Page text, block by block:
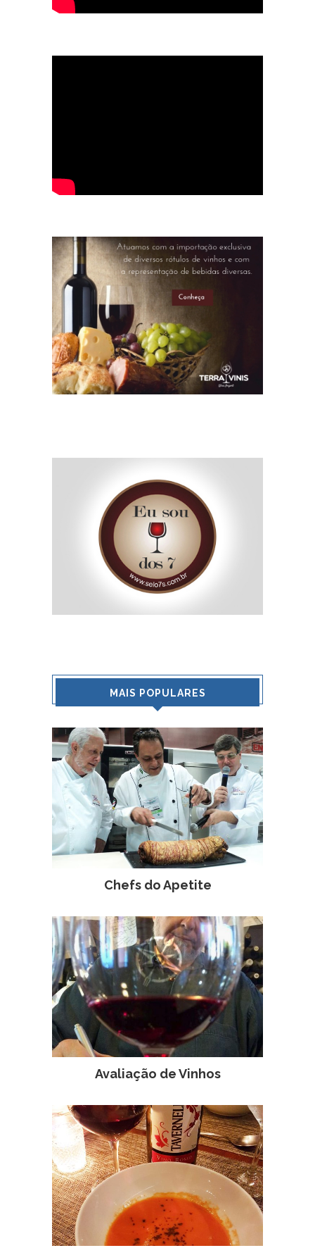
MAIS POPULARES
Chefs do Apetite
Avaliação de Vinhos